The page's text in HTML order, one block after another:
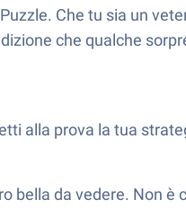
Che tu sia un
che qualche
alla prova la tua
da vedere. Non